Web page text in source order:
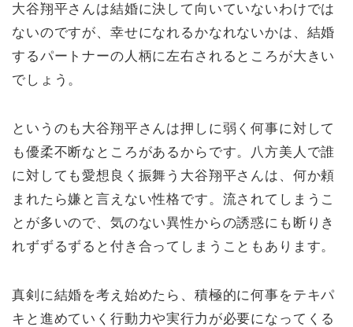
大谷翔平さんは結婚に決して向いていないわけでは
ないのですが、幸せになれるかなれないかは、結婚
するパートナーの人柄に左右されるところが大きい
でしょう。
というのも大谷翔平さんは押しに弱く何事に対して
も優柔不断なところがあるからです。八方美人で誰
に対しても愛想良く振舞う大谷翔平さんは、何か頼
まれたら嫌と言えない性格です。流されてしまうこ
とが多いので、気のない異性からの誘惑にも断りき
れずずるずると付き合ってしまうこともあります。
真剣に結婚を考え始めたら、積極的に何事をテキパ
キと進めていく行動力や実行力が必要になってくる